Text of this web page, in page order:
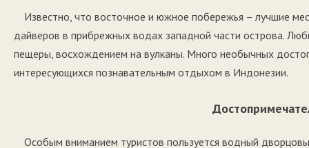
Известно, что восточное и южное побережья – лучшие
дайверов в прибрежных водах западной части острова.
пещеры, восхождением на вулканы. Много необычных
интересующихся познавательным отдыхом в Индонезии.
Особым вниманием туристов пользуется водный